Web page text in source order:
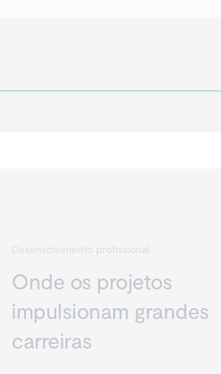
Desenvolvimento profissional
Onde os projetos
impulsionam grandes
carreiras